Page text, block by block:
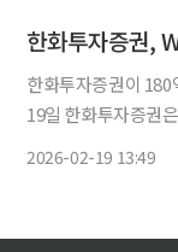
한화투자증권,
한화투자증권이 180
19일 한화투자증권
2026-02-19 13:49